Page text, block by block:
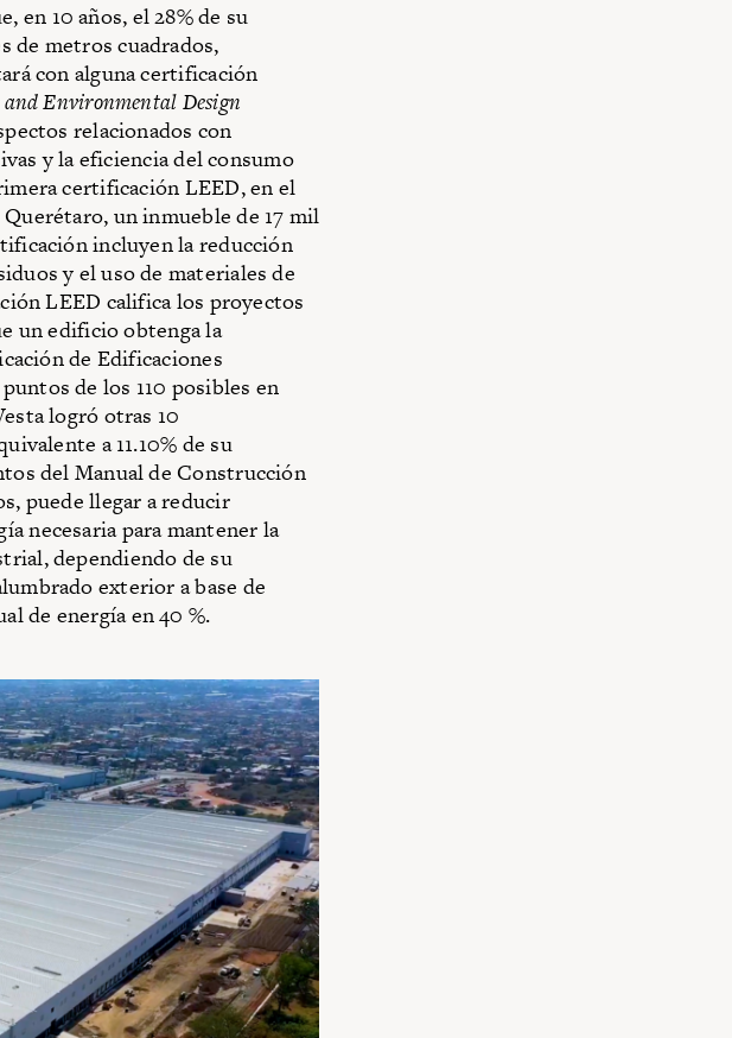
en 10 años, el 28% de su
de metros cuadrados,
con alguna certificación
Environmental Design
relacionados con
y la eficiencia del consumo
certificación LEED, en el
un inmueble de 17 mil
incluyen la reducción
y el uso de materiales de
LEED califica los proyectos
un edificio obtenga la
de Edificaciones
de los 110 posibles en
logró otras 10
a 11.10% de su
del Manual de Construcción
puede llegar a reducir
necesaria para mantener la
dependiendo de su
exterior a base de
de energía en 40 %.